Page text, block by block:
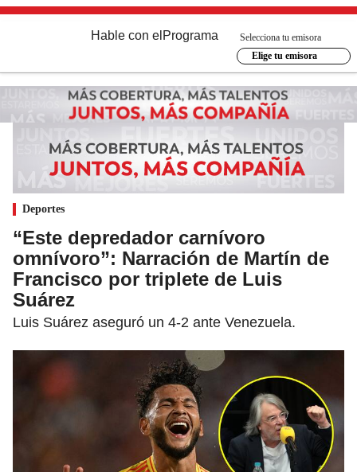
Hable con el Programa
Selecciona tu emisora
Elige tu emisora
Deportes
“Este depredador carnívoro
omnívoro”: Narración de Martín de
Francisco por triplete de Luis
Suárez
Luis Suárez aseguró un 4-2 ante Venezuela.